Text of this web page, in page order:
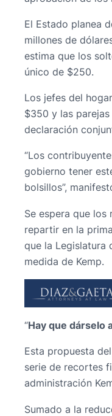
El Estado planea
millones de
estima que los
único de $250.
Los jefes del
$350 y las
declaración
“Los
gobierno tener
bolsillos”,
Se espera que los
repartir en la
que la Legislatura
medida de Kemp.
“Hay que dárselo
Esta propuesta
serie de recortes
administración
Sumado a la